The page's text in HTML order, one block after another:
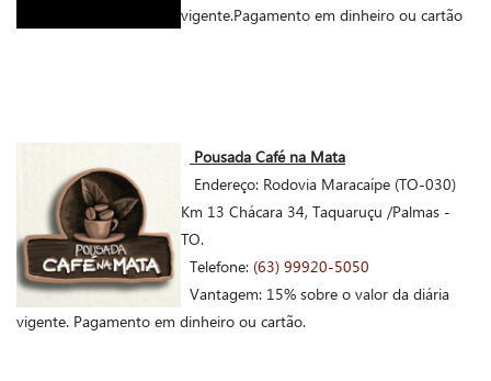
vigente.Pagamento em dinheiro ou cartão
Pousada Café na Mata
Endereço: Rodovia Maracaípe (TO-030)
Km 13 Chácara 34, Taquaruçu /Palmas -
TO.
Telefone: (63) 99920-5050
Vantagem: 15% sobre o valor da diária
vigente. Pagamento em dinheiro ou cartão.